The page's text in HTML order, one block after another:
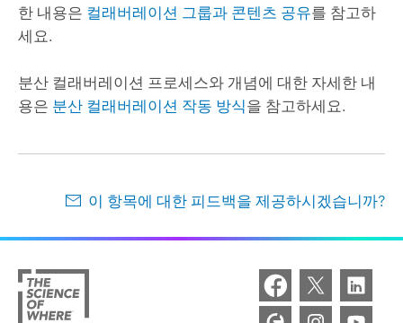
한 내용은 컬래버레이션 그룹과 콘텐츠 공유를 참고하
세요.
분산 컬래버레이션 프로세스와 개념에 대한 자세한 내
용은 분산 컬래버레이션 작동 방식을 참고하세요.
이 항목에 대한 피드백을 제공하시겠습니까?